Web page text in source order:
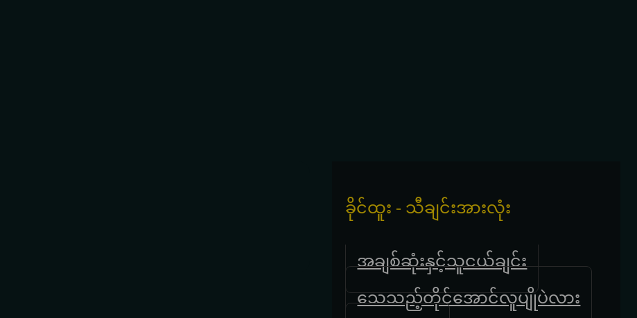
ခိုင်ထူး - သီချင်းအားလုံး
အချစ်ဆုံးနှင့်သူငယ်ချင်း
သေသည့်တိုင်အောင်လူပျိုပဲလား